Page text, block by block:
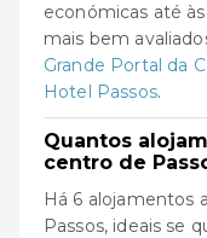
económicas até
mais bem
Grande Portal da
Hotel Passos.
Quantos
centro de
Há 6 alojamentos
Passos, ideais se